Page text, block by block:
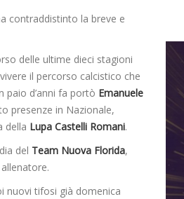
contraddistinto la breve e
delle ultime dieci stagioni
il percorso calcistico che
paio d’anni fa portò Emanuele
presenze in Nazionale,
della Lupa Castelli Romani.
del Team Nuova Florida,
nuovi tifosi già domenica